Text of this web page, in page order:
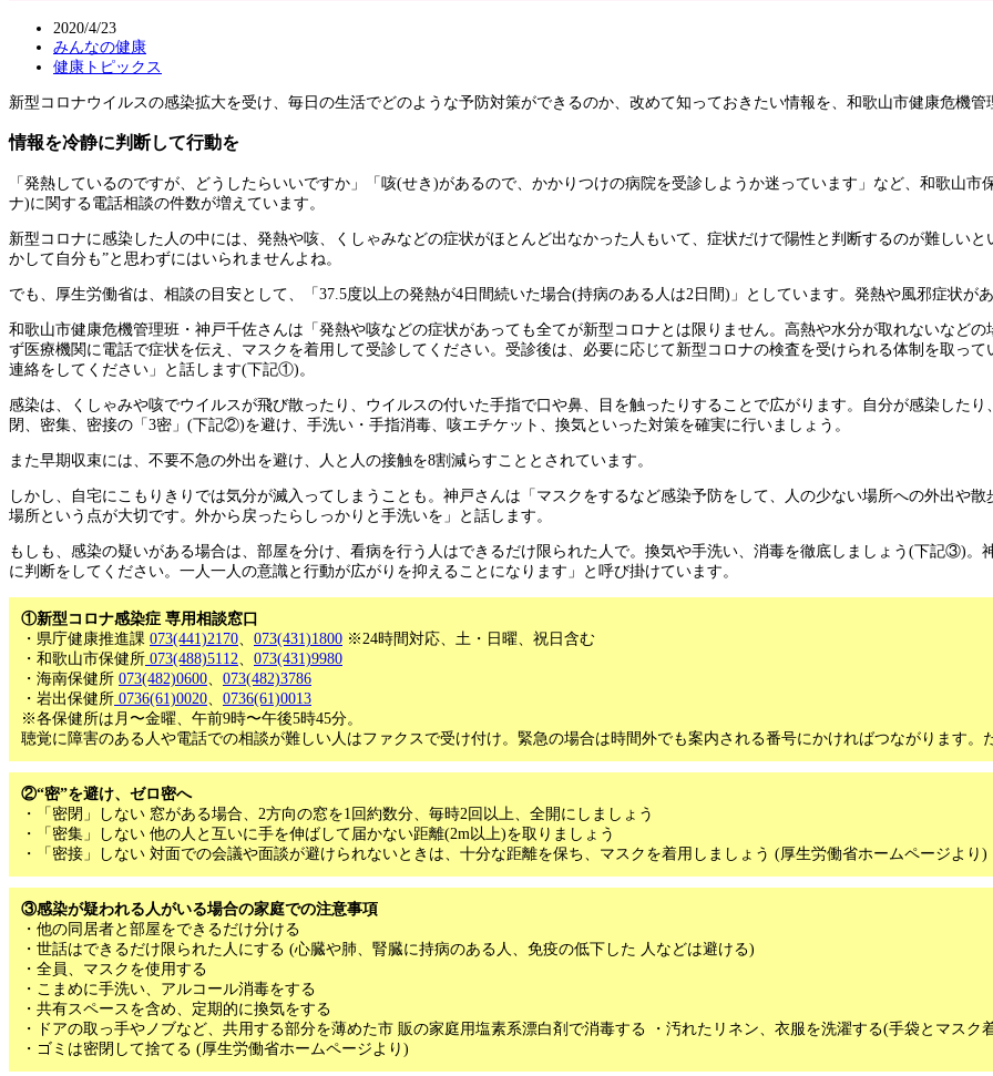
2020/4/23
みんなの健康
健康トピックス
新型コロナウイルスの感染拡大を受け、毎日の生活でどのような予防対策ができるのか、改めて知っておきたい情報を、和歌山市健康危機
情報を冷静に判断して行動を
「発熱しているのですが、どうしたらいいですか」「咳(せき)があるので、かかりつけの病院を受診しようか迷っています」など、和歌山市
ナ)に関する電話相談の件数が増えています。
新型コロナに感染した人の中には、発熱や咳、くしゃみなどの症状がほとんど出なかった人もいて、症状だけで陽性と判断するのが難しい
かして自分も”と思わずにはいられませんよね。
でも、厚生労働省は、相談の目安として、「37.5度以上の発熱が4日間続いた場合(持病のある人は2日間)」としています。発熱や風邪症状が
和歌山市健康危機管理班・神戸千佐さんは「発熱や咳などの症状があっても全てが新型コロナとは限りません。高熱や水分が取れないなど
ず医療機関に電話で症状を伝え、マスクを着用して受診してください。受診後は、必要に応じて新型コロナの検査を受けられる体制を取っ
連絡をしてください」と話します(下記①)。
感染は、くしゃみや咳でウイルスが飛び散ったり、ウイルスの付いた手指で口や鼻、目を触ったりすることで広がります。自分が感染した
閉、密集、密接の「3密」(下記②)を避け、手洗い・手指消毒、咳エチケット、換気といった対策を確実に行いましょう。
また早期収束には、不要不急の外出を避け、人と人の接触を8割減らすこととされています。
しかし、自宅にこもりきりでは気分が滅入ってしまうことも。神戸さんは「マスクをするなど感染予防をして、人の少ない場所への外出や
場所という点が大切です。外から戻ったらしっかりと手洗いを」と話します。
もしも、感染の疑いがある場合は、部屋を分け、看病を行う人はできるだけ限られた人で。換気や手洗い、消毒を徹底しましょう(下記③)
に判断をしてください。一人一人の意識と行動が広がりを抑えることになります」と呼び掛けています。
①新型コロナ感染症 専用相談窓口
・県庁健康推進課 073(441)2170 073(431)1800 ※24時間対応、土・日曜、祝日含む
・和歌山市保健所 073(488)5112
073(431)9980
・海南保健所 073(482)0600
073(482)3786
・岩出保健所 0736(61)0020
0736(61)0013
※各保健所は月〜金曜、午前9時〜午後5時45分。
聴覚に障害のある人や電話での相談が難しい人はファクスで受け付け。緊急の場合は時間外でも案内される番号にかければつながります。
②“密”を避け、ゼロ密へ
・「密閉」しない 窓がある場合、2方向の窓を1回約数分、毎時2回以上、全開にしましょう
・「密集」しない 他の人と互いに手を伸ばして届かない距離(2m以上)を取りましょう
・「密接」しない 対面での会議や面談が避けられないときは、十分な距離を保ち、マスクを着用しましょう (厚生労働省ホームページより)
③感染が疑われる人がいる場合の家庭での注意事項
・他の同居者と部屋をできるだけ分ける
・世話はできるだけ限られた人にする (心臓や肺、腎臓に持病のある人、免疫の低下した 人などは避ける)
・全員、マスクを使用する
・こまめに手洗い、アルコール消毒をする
・共有スペースを含め、定期的に換気をする
・ドアの取っ手やノブなど、共用する部分を薄めた市 販の家庭用塩素系漂白剤で消毒する ・汚れたリネン、衣服を洗濯する(手袋とマスク
・ゴミは密閉して捨てる (厚生労働省ホームページより)